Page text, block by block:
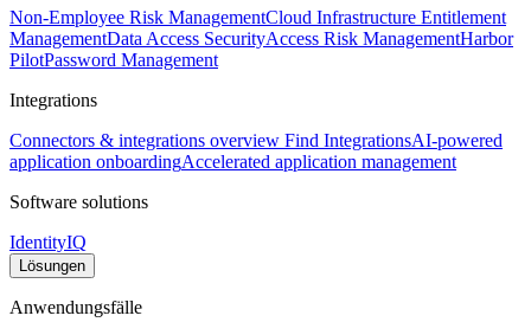
Non-Employee Risk ManagementCloud Infrastructure Entitlement
ManagementData Access SecurityAccess Risk ManagementHarbor
PilotPassword Management
Integrations
Connectors & integrations overview Find IntegrationsAI-powered
application onboardingAccelerated application management
Software solutions
IdentityIQ
Lösungen
Anwendungsfälle